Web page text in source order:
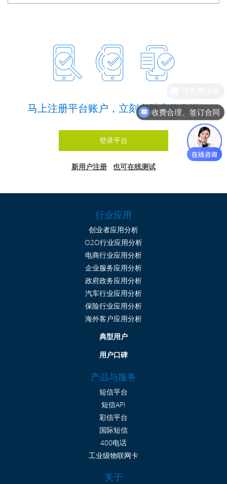
马上注册平台账户，立刻自助充值发送
登录平台
新用户注册 也可在线测试
行业应用
创业者应用分析
O2O行业应用分析
电商行业应用分析
企业服务应用分析
政府政务应用分析
汽车行业应用分析
保险行业应用分析
海外客户应用分析
典型用户
用户口碑
产品与服务
短信平台
短信API
彩信平台
国际短信
400电话
工业级物联网卡
关于
收费合理、签订合同